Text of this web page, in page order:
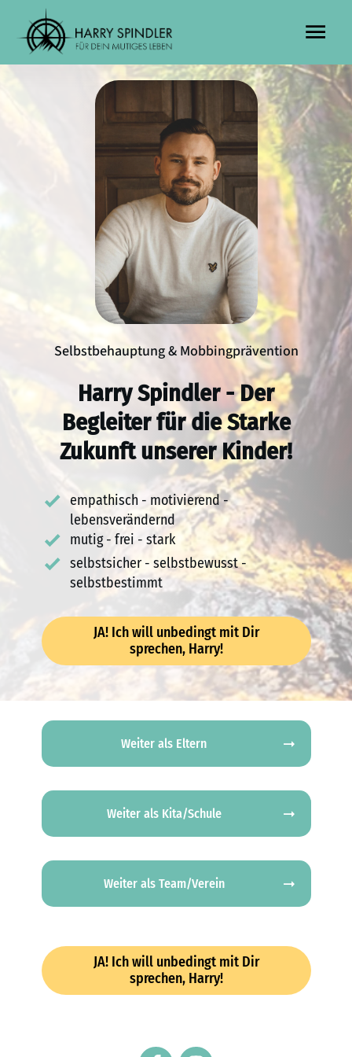
Selbstbehauptung & Mobbingprävention
Harry Spindler - Der
Begleiter für die Starke
Zukunft unserer Kinder!
empathisch - motivierend -
lebensverändernd
mutig - frei - stark
selbstsicher - selbstbewusst -
selbstbestimmt
JA! Ich will unbedingt mit Dir
sprechen, Harry!
Weiter als Eltern
Weiter als Kita/Schule
Weiter als Team/Verein
JA! Ich will unbedingt mit Dir
sprechen, Harry!